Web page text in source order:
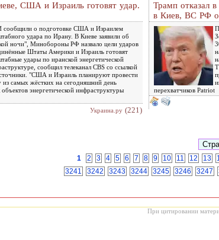
США и Израиль готовят удар.
о подготовке США и Израилем
удара по Ирану. В Киеве заявили об
ночи", Минобороны РФ назвало цели ударов
Штаты Америки и Израиль готовят
удары по иранской энергетической
сообщил телеканал CBS со ссылкой
"США и Израиль планируют провести
из самых жёстких на сегодняшний день
энергетической инфраструктуры
Украина.ру (221)
Трамп отказал
в Киев, ВС РФ
перехватчиков Patriot
1
2 3 4 5 6 7 8 9 10 11 12 13
3241
3242 3243 3244 3245 3246 3247
При цитировании